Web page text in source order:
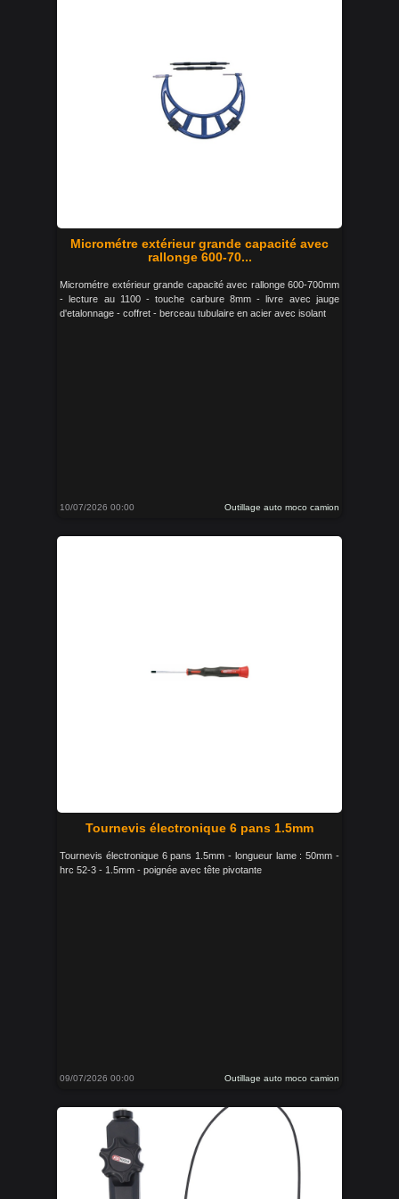
Micrométre extérieur grande capacité avec
rallonge 600-70...
Micrométre extérieur grande capacité avec rallonge 600-700mm
- lecture au 1100 - touche carbure 8mm - livre avec jauge
d'etalonnage - coffret - berceau tubulaire en acier avec isolant
10/07/2026 00:00 Outillage auto moco camion
Tournevis électronique 6 pans 1.5mm
Tournevis électronique 6 pans 1.5mm - longueur lame : 50mm -
hrc 52-3 - 1.5mm - poignée avec tête pivotante
09/07/2026 00:00 Outillage auto moco camion